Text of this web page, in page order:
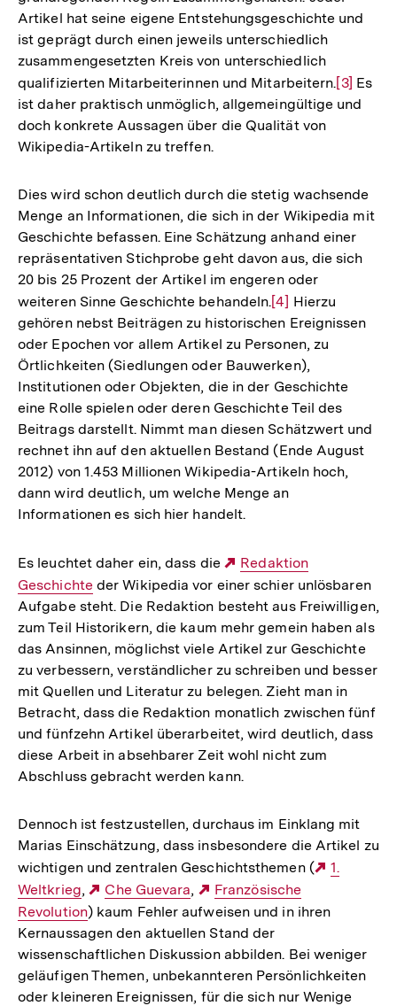
der
Fußnote
Artikel hat seine eigene Entstehungsgeschichte und
ist geprägt durch einen jeweils unterschiedlich
zusammengesetzten Kreis von unterschiedlich
qualifizierten Mitarbeiterinnen und Mitarbeitern.Zur
[3] Es
ist daher praktisch unmöglich, allgemeingültige und
doch konkrete Aussagen über die Qualität von
Wikipedia-Artikeln zu treffen.
Dies wird schon deutlich durch die stetig wachsende
Menge an Informationen, die sich in der Wikipedia mit
Geschichte befassen. Eine Schätzung anhand einer
repräsentativen Stichprobe geht davon aus, die sich
20 bis 25 Prozent der Artikel im engeren oder
weiteren Sinne Geschichte behandeln.Zur
Auflösung
der
Fußnote
[4] Hierzu
gehören nebst Beiträgen zu historischen Ereignissen
oder Epochen vor allem Artikel zu Personen, zu
Örtlichkeiten (Siedlungen oder Bauwerken),
Institutionen oder Objekten, die in der Geschichte
eine Rolle spielen oder deren Geschichte Teil des
Beitrags darstellt. Nimmt man diesen Schätzwert und
rechnet ihn auf den aktuellen Bestand (Ende August
2012) von 1.453 Millionen Wikipedia-Artikeln hoch,
dann wird deutlich, um welche Menge an
Informationen es sich hier handelt.
Es leuchtet daher ein, dass die
Externer
Link:
Redaktion
Geschichte der Wikipedia vor einer schier unlösbaren
Aufgabe steht. Die Redaktion besteht aus Freiwilligen,
zum Teil Historikern, die kaum mehr gemein haben als
das Ansinnen, möglichst viele Artikel zur Geschichte
zu verbessern, verständlicher zu schreiben und besser
mit Quellen und Literatur zu belegen. Zieht man in
Betracht, dass die Redaktion monatlich zwischen fünf
und fünfzehn Artikel überarbeitet, wird deutlich, dass
diese Arbeit in absehbarer Zeit wohl nicht zum
Abschluss gebracht werden kann.
Dennoch ist festzustellen, durchaus im Einklang mit
Marias Einschätzung, dass insbesondere die Artikel zu
wichtigen und zentralen Geschichtsthemen (
Externer
1.
Weltkrieg,
Externer
Link:
Che Guevara,
Externer
Link:
Französische
Revolution) kaum Fehler aufweisen und in ihren
Kernaussagen den aktuellen Stand der
wissenschaftlichen Diskussion abbilden. Bei weniger
geläufigen Themen, unbekannteren Persönlichkeiten
oder kleineren Ereignissen, für die sich nur Wenige